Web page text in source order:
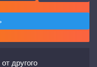
другого